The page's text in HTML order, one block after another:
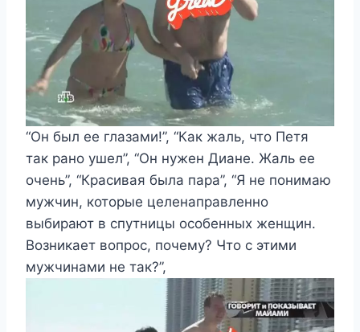
“Он был ее глазами!”, “Как жаль, что Петя
так рано ушел”, “Он нужен Диане. Жаль ее
очень”, “Красивая была пара”, “Я не понимаю
мужчин, которые целенаправленно
выбирают в спутницы особенных женщин.
Возникает вопрос, почему? Что с этими
мужчинами не так?”,